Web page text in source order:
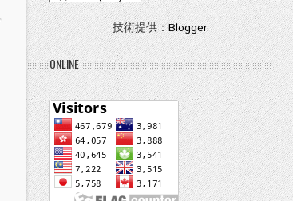
技術提供：Blogger.
ONLINE